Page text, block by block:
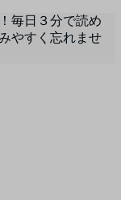
毎日３分で読め
やすく忘れませ